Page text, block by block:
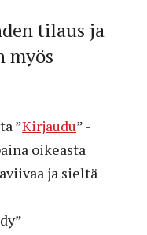
tilaus ja
myös
”Kirjaudu” -
oikeasta
ja sieltä